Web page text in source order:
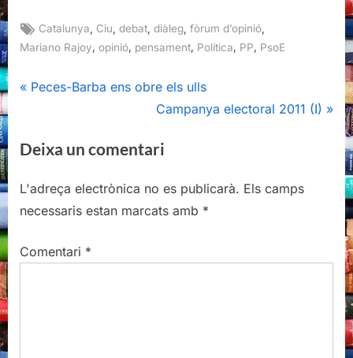
Tags:
Catalunya Ciu ,debat ,diàleg ,fòrum d’opinió
Mariano Rajoy, opinió, pensament, Política, PP, PsoE
Navegació
P
v
o
u
P
Peces-Barba ens obre els ulls
N
x
P
o
t
Campanya electoral 2011 (I)
Deixa un comentari
L'adreça electrònica no es publicarà. Els camps
necessaris estan marcats amb *
Comentari *